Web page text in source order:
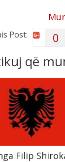
Post: 0
që
Filip